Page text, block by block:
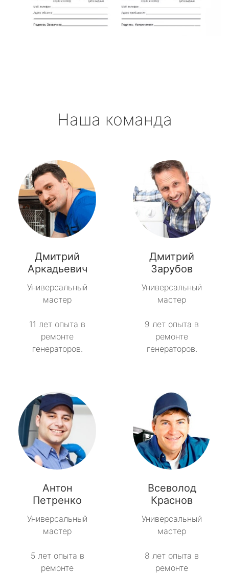
Наша команда
Дмитрий
Аркадьевич
Универсальный
мастер
11 лет опыта в
ремонте
генераторов.
Дмитрий
Зарубов
Универсальный
мастер
9 лет опыта в
ремонте
генераторов.
Антон
Петренко
Универсальный
мастер
5 лет опыта в
ремонте
Всеволод
Краснов
Универсальный
мастер
8 лет опыта в
ремонте